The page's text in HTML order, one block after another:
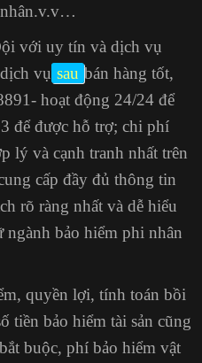
.v.v…
với uy tín và dịch vụ
vụ sau bán hàng tốt,
hoạt động 24/24 để
để được hỗ trợ; chi phí
lý và cạnh tranh nhất trên
cấp đầy đủ thông tin
rõ ràng nhất và dễ hiểu
ngành bảo hiểm phi nhân
quyền lợi, tính toán bồi
tiền bảo hiểm tài sản cũng
buộc, phí bảo hiểm vật